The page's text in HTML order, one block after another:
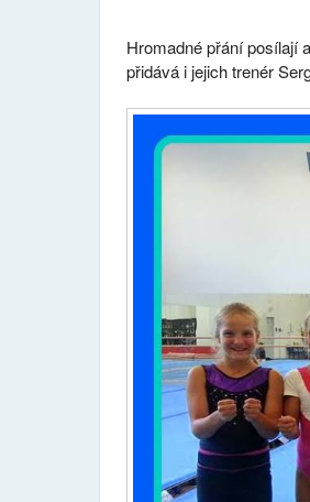
Hromadné přání posílají
přidává i jejich trenér